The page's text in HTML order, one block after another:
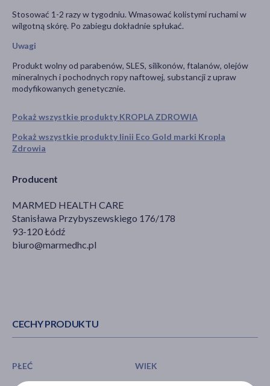
Pokaż wszystkie produkty KROPLA ZDROWIA
Pokaż wszystkie produkty linii Eco Gold marki Kropla
Zdrowia
Producent
MARMED HEALTH CARE
Stanisława Przybyszewskiego 176/178
93-120 Łódź
biuro@marmedhc.pl
Stosować 1-2 razy w tygodniu. Wmasować kolistymi ruchami w
wilgotną skórę. Po zabiegu dokładnie spłukać.
Uwagi
Produkt wolny od parabenów, SLES, silikonów, ftalanów, olejów
mineralnych i pochodnych ropy naftowej, substancji z upraw
modyfikowanych genetycznie.
CECHY PRODUKTU
PŁEĆ WIEK